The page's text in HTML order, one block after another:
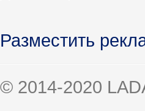
Разместить
© 2014-2020